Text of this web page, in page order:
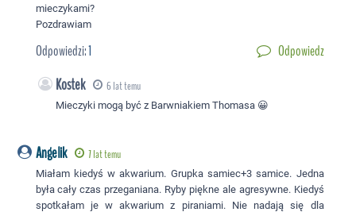
mieczykami?
Pozdrawiam
Odpowiedzi:1 Odpowiedz
Kostek 6 lat temu
Mieczyki mogą być z Barwniakiem Thomasa 😀
Angelik 7 lat temu
Miałam kiedyś w akwarium. Grupka samiec+3 samice. Jedna
była cały czas przeganiana. Ryby piękne ale agresywne. Kiedyś
spotkałam je w akwarium z piraniami. Nie nadają się dla